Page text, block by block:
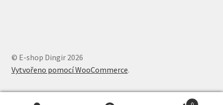
© E-shop Dingir 2026
Vytvořeno pomocí WooCommerce.